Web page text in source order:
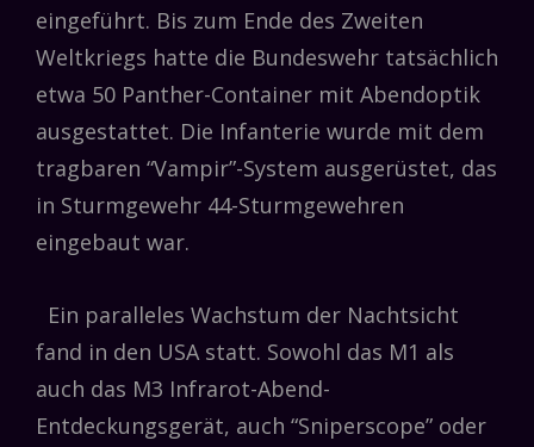
eingeführt. Bis zum Ende des Zweiten
Weltkriegs hatte die Bundeswehr tatsächlich
etwa 50 Panther-Container mit Abendoptik
ausgestattet. Die Infanterie wurde mit dem
tragbaren “Vampir”-System ausgerüstet, das
in Sturmgewehr 44-Sturmgewehren
eingebaut war.
Ein paralleles Wachstum der Nachtsicht
fand in den USA statt. Sowohl das M1 als
auch das M3 Infrarot-Abend-
Entdeckungsgerät, auch “Sniperscope” oder